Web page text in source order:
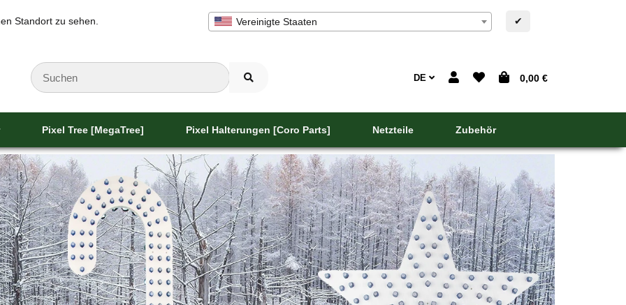
Standort zu sehen. Vereinigte Staaten ✔
DE 0,00 €
Pixel Tree [MegaTree] Pixel Halterungen [Coro Parts] Netzteile Zubehör